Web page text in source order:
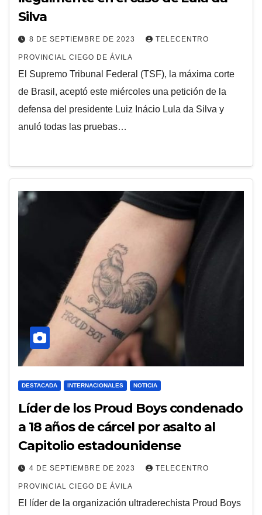
Silva
8 DE SEPTIEMBRE DE 2023 TELECENTRO
PROVINCIAL CIEGO DE ÁVILA
El Supremo Tribunal Federal (TSF), la máxima corte
de Brasil, aceptó este miércoles una petición de la
defensa del presidente Luiz Inácio Lula da Silva y
anuló todas las pruebas…
DESTACADA INTERNACIONALES NOTICIA
Líder de los Proud Boys condenado
a 18 años de cárcel por asalto al
Capitolio estadounidense
4 DE SEPTIEMBRE DE 2023 TELECENTRO
PROVINCIAL CIEGO DE ÁVILA
El líder de la organización ultraderechista Proud Boys